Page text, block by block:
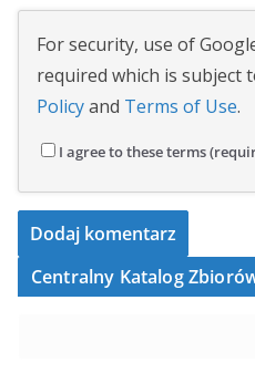
For security, use of
required which is subject
Policyand Terms of Use.
I agree to these terms
Centralny Katalog